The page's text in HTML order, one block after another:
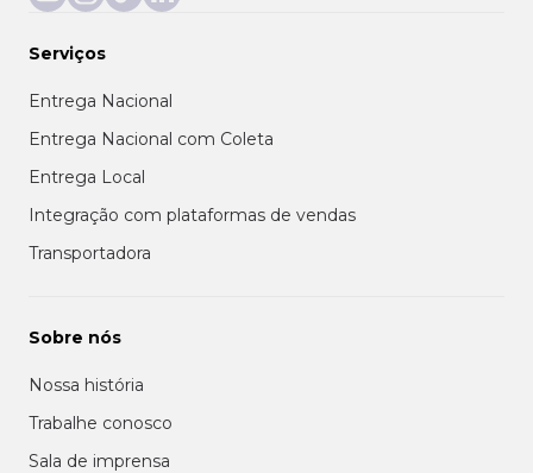
Serviços
Entrega Nacional
Entrega Nacional com Coleta
Entrega Local
Integração com plataformas de vendas
Transportadora
Sobre nós
Nossa história
Trabalhe conosco
Sala de imprensa